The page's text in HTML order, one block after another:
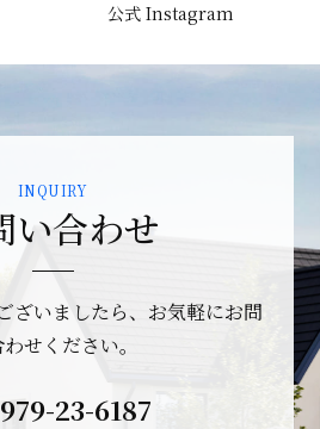
公式 Instagram
い合わせ
ざいましたら、お気軽にお問
せください。
23-6187